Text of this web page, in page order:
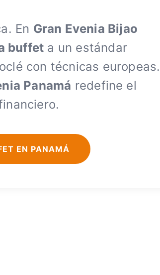
En Gran Evenia Bijao
buffet a un estándar
con técnicas europeas.
Panamá redefine el
EN PANAMÁ